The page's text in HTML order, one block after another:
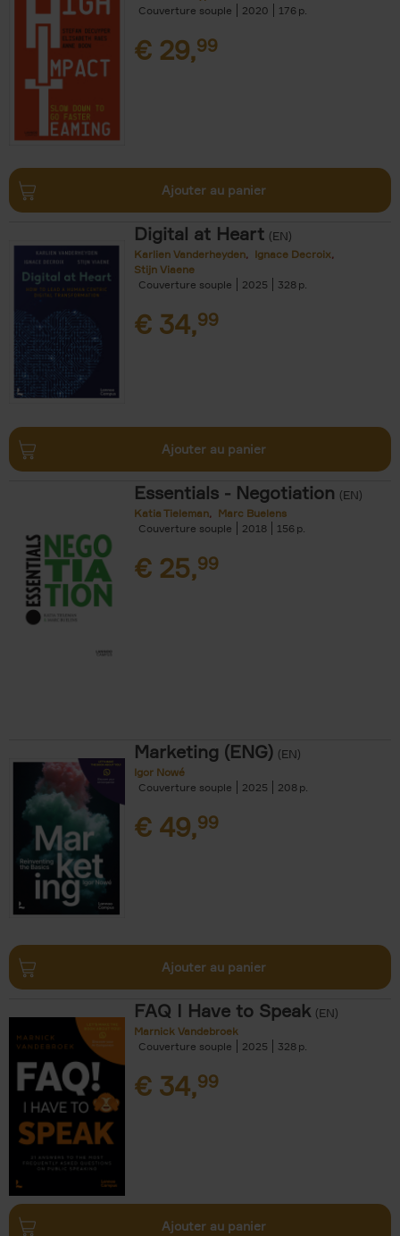
Couverture souple
2020 176
€ 29,99
Ajouter au panier
Digital at Heart (EN)
Karlien Vanderheyden
Ignace Decroix
Stijn Viaene
Couverture souple
2025 328
€ 34,99
Ajouter au panier
Essentials - Negotiation (EN)
Katia Tieleman
Marc Buelens
Couverture souple
2018 156
€ 25,99
Marketing (ENG) (EN)
Igor Nowé
Couverture souple
2025 208
€ 49,99
Ajouter au panier
FAQ I Have to Speak (EN)
Marnick Vandebroek
Couverture souple
2025 328
€ 34,99
Ajouter au panier